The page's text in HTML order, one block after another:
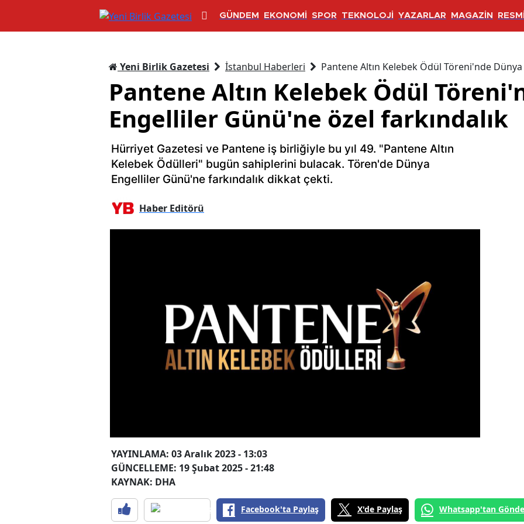
GÜNDEM EKONOMİ SPOR TEKNOLOJİ YAZARLAR MAGAZİN
Yeni Birlik Gazetesi İstanbul Haberleri Pantene Altın Kelebek Ödül Töreni'nde
Pantene Altın Kelebek Ödül
Engelliler Günü'ne özel farkındalık
Hürriyet Gazetesi ve Pantene iş birliğiyle bu yıl 49. "Pantene Altın
Kelebek Ödülleri" bugün sahiplerini bulacak. Tören'de Dünya
Engelliler Günü'ne farkındalık dikkat çekti.
Haber Editörü
YAYINLAMA: 03 Aralık 2023 - 13:03
GÜNCELLEME: 19 Şubat 2025 - 21:48
KAYNAK: DHA
Facebook'ta Paylaş X'de Paylaş Whatsapp'tan